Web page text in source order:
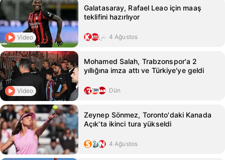
Video
Galatasaray, Rafael Leao için maaş
teklifini hazırlıyor
4 Ağustos
Video
Mohamed Salah, Trabzonspor'a 2
yıllığına imza attı ve Türkiye'ye geldi
Dün
Zeynep Sönmez, Toronto'daki Kanada
Açık'ta ikinci tura yükseldi
4 Ağustos